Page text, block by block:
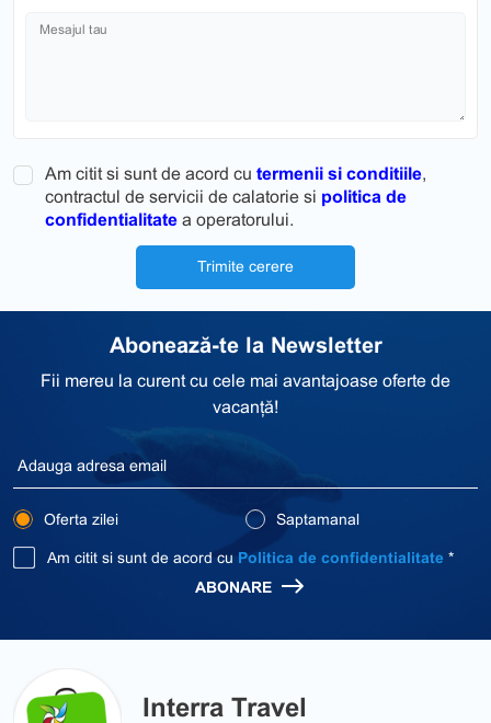
Mesajul tau
Am citit si sunt de acord cu termenii si conditiile,
contractul de servicii de calatorie si politica de
confidentialitate a operatorului.
Trimite cerere
Abonează-te la Newsletter
Fii mereu la curent cu cele mai avantajoase oferte de
vacanță!
Oferta zilei Saptamanal
Am citit si sunt de acord cu Politica de confidentialitate *
ABONARE
Interra Travel